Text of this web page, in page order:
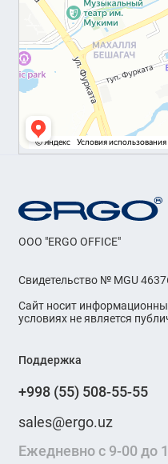
OOO "ERGO OFFICE"
Свидетельство № MGU
Сайт носит
условиях не является
Поддержка
+998 (55) 508-55-55
sales@ergo.uz
Ежедневно с 9-00 до